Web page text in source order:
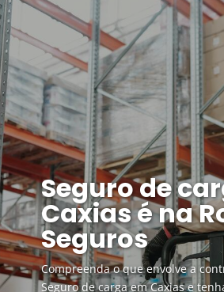
Seguro de
Caxias é na
Seguros
Compreenda o que envolve a
Seguro de carga em Caxias e